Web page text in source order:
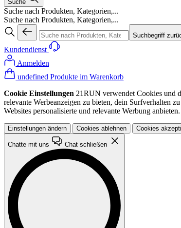
Suche
Suche nach Produkten, Kategorien,...
Suche nach Produkten, Kategorien,...
Suchbegriff
Kundendienst
Anmelden
undefined Produkte im Warenkorb
Cookie Einstellungen 21RUN verwendet Cookies und
relevante Werbeanzeigen zu bieten, dein Surfverhalten
Websites personalisierte und relevante Werbung
Einstellungen ändern Cookies ablehnen Cookies
Chatte mit uns Chat schließen